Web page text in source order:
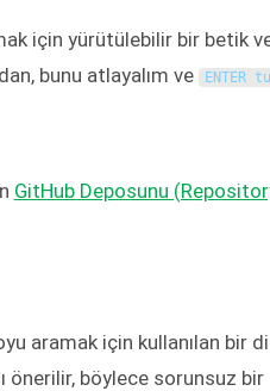
için yürütülebilir bir
bunu atlayalım ve
ENTER
GitHub Deposunu
aramak için kullanılan bir
önerilir, böylece sorunsuz